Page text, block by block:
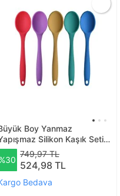
Boy Yanmaz
Silikon Kaşık Seti
Adet – Silikon Kaşık Kırmızı
Mor Sarı Yeşil Mavi
%30
749,97 TL
524,98 TL
Bedava